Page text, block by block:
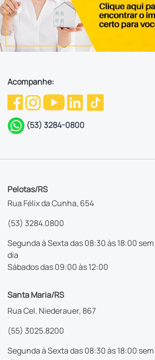
Acompanhe:
(53) 3284-0800
Pelotas/RS
Rua Félix da Cunha, 654
(53) 3284.0800
Segunda à Sexta das 08:30 às 18:00
dia
Sábados das 09:00 às 12:00
Santa Maria/RS
Rua Cel. Niederauer, 867
(55) 3025.8200
Segunda à Sexta das 08:30 às 18:00